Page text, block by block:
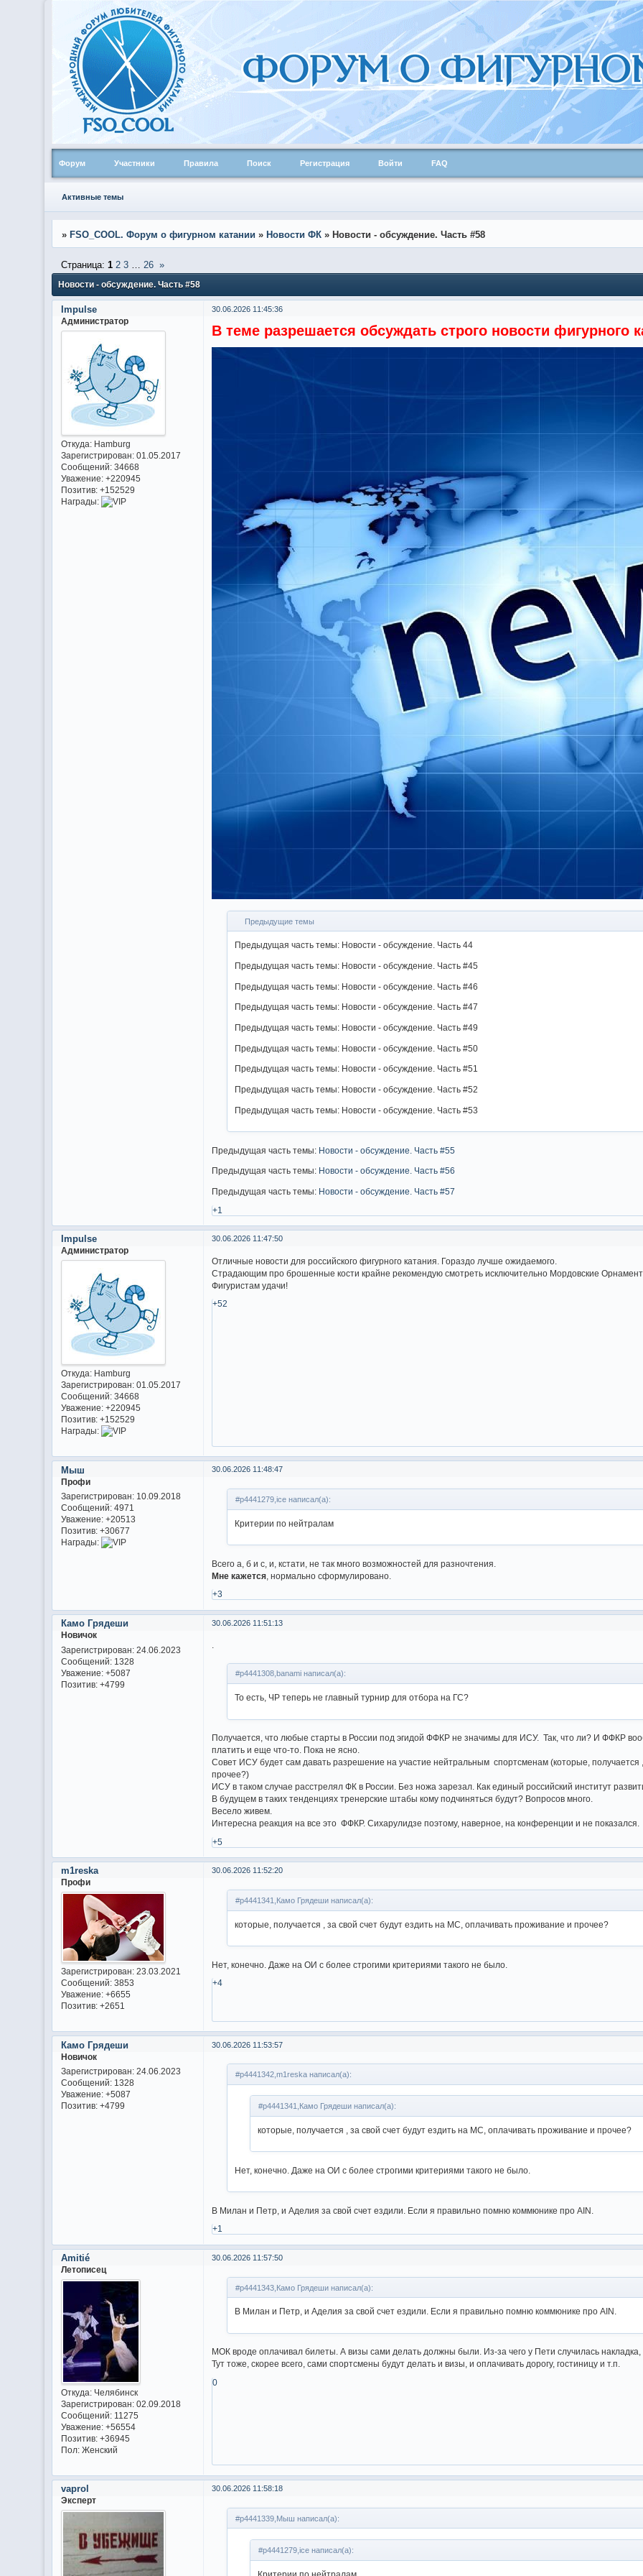
Форум Участники Правила Поиск Регистрация Войти FAQ
Активные темы
» FSO_COOL. Форум о фигурном катании » Новости ФК » Новости - обсуждение. Часть #58
Новости - обсуждение. Часть #58
Страница: 1 2 3 26 »
30.06.2026 11:45:36
Impulse
Администратор
Откуда:Hamburg
Зарегистрирован: 01.05.2017
Сообщений:34668
Уважение: +220945
Позитив: +152529
Награды:
В теме разрешается обсуждать строго новости фигурного
Предыдущие темы
Предыдущая часть темы: Новости - обсуждение. Часть 44
Предыдущая часть темы: Новости - обсуждение. Часть #45
Предыдущая часть темы: Новости - обсуждение. Часть #46
Предыдущая часть темы: Новости - обсуждение. Часть #47
Предыдущая часть темы: Новости - обсуждение. Часть #49
Предыдущая часть темы: Новости - обсуждение. Часть #50
Предыдущая часть темы: Новости - обсуждение. Часть #51
Предыдущая часть темы: Новости - обсуждение. Часть #52
Предыдущая часть темы: Новости - обсуждение. Часть #53
Предыдущая часть темы: Новости - обсуждение. Часть #55
Предыдущая часть темы: Новости - обсуждение. Часть #56
Предыдущая часть темы: Новости - обсуждение. Часть #57
+1
30.06.2026 11:47:50
Impulse
Администратор
Откуда:Hamburg
Зарегистрирован: 01.05.2017
Сообщений:34668
Уважение: +220945
Позитив: +152529
Награды:
Отличные новости для российского фигурного катания. Гораздо лучше ожидаемого.
Страдающим про брошенные кости крайне рекомендую смотреть исключительно Мордовские
Фигуристам удачи!
+52
30.06.2026 11:48:47
Мыш
Профи
Зарегистрирован: 10.09.2018
Сообщений:4971
Уважение: +20513
Позитив: +30677
Награды:
#p4441279,ice написал(а):
Критерии по нейтралам
Всего а, б и с, и, кстати, не так много возможностей для разночтения.
Мне кажется , нормально сформулировано.
+3
30.06.2026 11:51:13
Камо Грядеши
Новичок
Зарегистрирован: 24.06.2023
Сообщений:1328
Уважение: +5087
Позитив: +4799
#p4441308,banami написал(а):
То есть, ЧР теперь не главный турнир для отбора на ГС?
Получается, что любые старты в России под эгидой ФФКР не значимы для ИСУ. Так, что ли? И ФФКР
платить и еще что-то. Пока не ясно.
Совет ИСУ будет сам давать разрешение на участие нейтральным спортсменам (которые, получается
прочее?)
ИСУ в таком случае расстрелял ФК в России. Без ножа зарезал. Как единый российский институт
В будущем в таких тенденциях тренерские штабы кому подчиняться будут? Вопросов много.
Весело живем.
Интересна реакция на все это ФФКР. Сихарулидзе поэтому, наверное, на конференции и не показался.
+5
30.06.2026 11:52:20
m1reska
Профи
Зарегистрирован: 23.03.2021
Сообщений:3853
Уважение: +6655
Позитив: +2651
#p4441341,Камо Грядеши написал(а):
которые, получается , за свой счет будут ездить на МС, оплачивать проживание и прочее?
Нет, конечно. Даже на ОИ с более строгими критериями такого не было.
+4
30.06.2026 11:53:57
Камо Грядеши
Новичок
Зарегистрирован: 24.06.2023
Сообщений:1328
Уважение: +5087
Позитив: +4799
#p4441342,m1reska написал(а):
#p4441341,Камо Грядеши написал(а):
которые, получается , за свой счет будут ездить на МС, оплачивать проживание и прочее?
Нет, конечно. Даже на ОИ с более строгими критериями такого не было.
В Милан и Петр, и Аделия за свой счет ездили. Если я правильно помню коммюнике про AIN.
+1
30.06.2026 11:57:50
Amitié
Летописец
Откуда:Челябинск
Зарегистрирован: 02.09.2018
Сообщений:11275
Уважение: +56554
Позитив: +36945
Пол:Женский
#p4441343,Камо Грядеши написал(а):
В Милан и Петр, и Аделия за свой счет ездили. Если я правильно помню коммюнике про AIN.
МОК вроде оплачивал билеты. А визы сами делать должны были. Из-за чего у Пети случилась
Тут тоже, скорее всего, сами спортсмены будут делать и визы, и оплачивать дорогу, гостиницу и т.п.
0
30.06.2026 11:58:18
vaprol
Эксперт
#p4441339,Мыш написал(а):
#p4441279,ice написал(а):
Критерии по нейтралам